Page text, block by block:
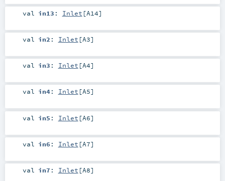
val in13 : Inlet [A14]
val in2 : Inlet [A3]
val in3 : Inlet [A4]
val in4: Inlet [A5]
val in5 : Inlet [A6]
val in6 : Inlet [A7]
val in7 : Inlet [A8]